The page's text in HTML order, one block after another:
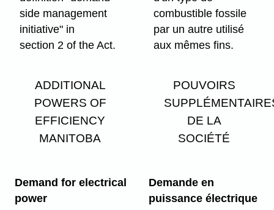
side management
initiative" in
section 2 of the Act.
combustible fossile
par un autre utilisé
aux mêmes fins.
ADDITIONAL
POWERS OF
EFFICIENCY
MANITOBA
POUVOIRS
DE LA
SOCIÉTÉ
Demand for electrical
power
Demande en
puissance électrique